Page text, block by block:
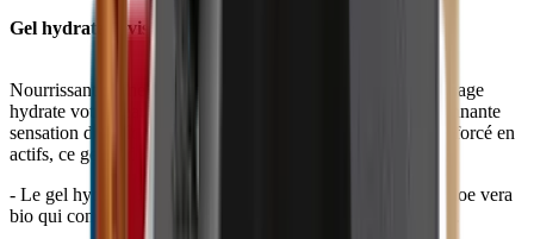
Gel hydratant visage homme
Nourrissant et énergisant, ce gel crème hydratant pour le visage
hydrate votre peau efficacement tout en y déposant une étonnante
sensation de fraîcheur. 100% d'origine naturelle, BIO et renforcé en
actifs, ce gel hydratant pour homme est multi-actions:
- Le gel hydratant apaise et soulage la peau grâce au jus d'aloe vera
bio qui constitue un après-rasage soulageant le feu du rasoir.